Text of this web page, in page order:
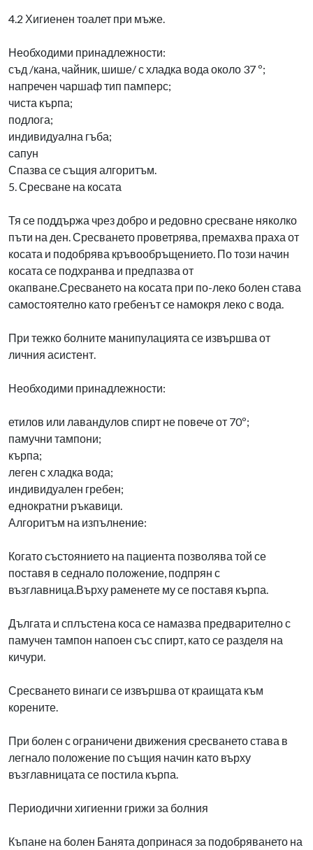
4.2 Хигиенен тоалет при мъже.
Необходими принадлежности:
съд /кана, чайник, шише/ с хладка вода около 37 º;
напречен чаршаф тип памперс;
чиста кърпа;
подлога;
индивидуална гъба;
сапун
Спазва се същия алгоритъм.
5. Сресване на косата
Тя се поддържа чрез добро и редовно сресване няколко
пъти на ден. Сресването проветрява, премахва праха от
косата и подобрява кръвообръщението. По този начин
косата се подхранва и предпазва от
окапване.Сресването на косата при по-леко болен става
самостоятелно като гребенът се намокря леко с вода.
При тежко болните манипулацията се извършва от
личния асистент.
Необходими принадлежности:
етилов или лавандулов спирт не повече от 70º;
памучни тампони;
кърпа;
леген с хладка вода;
индивидуален гребен;
еднократни ръкавици.
Алгоритъм на изпълнение:
Когато състоянието на пациента позволява той се
поставя в седнало положение, подпрян с
възглавница.Върху раменете му се поставя кърпа.
Дългата и сплъстена коса се намазва предварително с
памучен тампон напоен със спирт, като се разделя на
кичури.
Сресването винаги се извършва от краищата към
корените.
При болен с ограничени движения сресването става в
легнало положение по същия начин като върху
възглавницата се постила кърпа.
Периодични хигиенни грижи за болния
Къпане на болен Банята допринася за подобряването на